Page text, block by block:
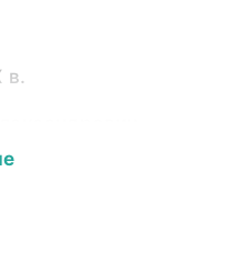
в.